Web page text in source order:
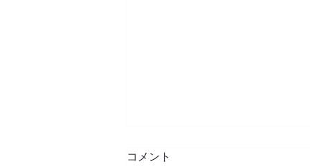
コメント